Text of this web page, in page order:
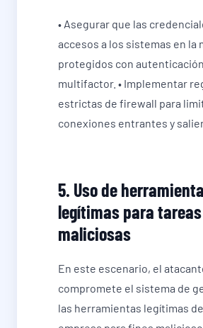
• Asegurar que las
accesos a los sistemas en la
protegidos con autenticación
multifactor. • Implementar
estrictas de firewall para
conexiones entrantes y
5. Uso de
legítimas para tareas
maliciosas
En este escenario, el
compromete el sistema de
las herramientas legítimas